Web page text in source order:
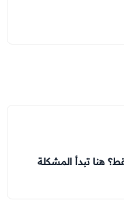
تبدأ المشكلة